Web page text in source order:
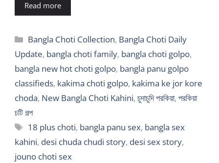
Read more
Categories
Bangla Choti Collection, Bangla Choti Daily
Update, bangla choti family, bangla choti golpo,
bangla new hot choti golpo, bangla panu golpo
classifieds, kakima choti golpo, kakima ke jor kore
choda, New Bangla Choti Kahini, চুদাচুদি পরকিয়া, পরকিয়া
চটি গল্প
Tags
18 plus choti, bangla panu sex, bangla sex
kahini, desi chuda chudi story, desi sex story,
jouno choti sex